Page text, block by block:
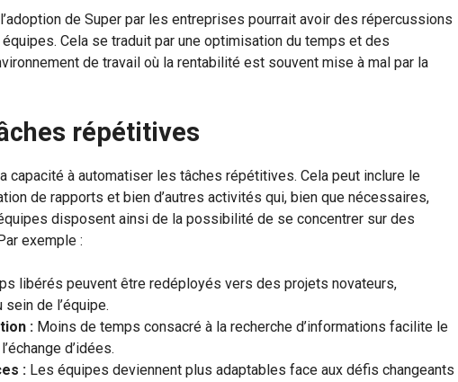
de Super par les entreprises pourrait avoir des répercussions
Cela se traduit par une optimisation du temps et des
de travail où la rentabilité est souvent mise à mal par la
répétitives
capacité à automatiser les tâches répétitives. Cela peut inclure le
de rapports et bien d’autres activités qui, bien que nécessaires,
disposent ainsi de la possibilité de se concentrer sur des
exemple :
libérés peuvent être redéployés vers des projets novateurs,
de l’équipe.
: Moins de temps consacré à la recherche d’informations facilite le
d’idées.
: Les équipes deviennent plus adaptables face aux défis changeants